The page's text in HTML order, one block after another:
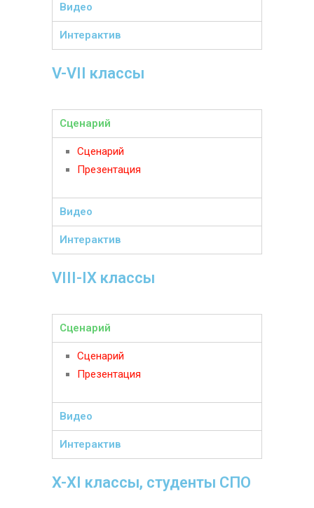
Видео
Интерактив
V-VII классы
Сценарий
Сценарий
Презентация
Видео
Интерактив
VIII-IX классы
Сценарий
Сценарий
Презентация
Видео
Интерактив
X-XI классы, студенты СПО